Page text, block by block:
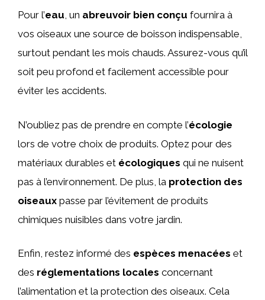
Pour l’eau, un abreuvoir bien conçu fournira à
vos oiseaux une source de boisson indispensable,
surtout pendant les mois chauds. Assurez-vous qu’il
soit peu profond et facilement accessible pour
éviter les accidents.
N’oubliez pas de prendre en compte l’écologie
lors de votre choix de produits. Optez pour des
matériaux durables et écologiques qui ne nuisent
pas à l’environnement. De plus, la protection des
oiseaux passe par l’évitement de produits
chimiques nuisibles dans votre jardin.
Enfin, restez informé des espèces menacées et
des réglementations locales concernant
l’alimentation et la protection des oiseaux. Cela